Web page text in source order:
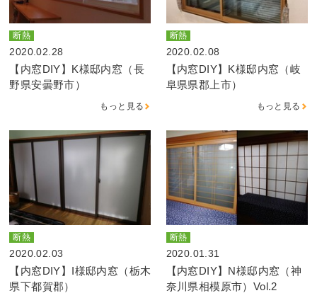
断熱
2020.02.28
【内窓DIY】K様邸内窓（長
野県安曇野市）
もっと見る
断熱
2020.02.08
【内窓DIY】K様邸内窓（岐
阜県県郡上市）
もっと見る
断熱
2020.02.03
【内窓DIY】I様邸内窓（栃木
県下都賀郡）
断熱
2020.01.31
【内窓DIY】N様邸内窓（神
奈川県相模原市）Vol.2